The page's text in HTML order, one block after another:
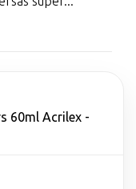
60ml Acrilex -